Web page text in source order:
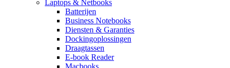
Laptops & Netbooks
Batterijen
Business Notebooks
Diensten & Garanties
Dockingoplossingen
Draagtassen
E-book Reader
Macbooks